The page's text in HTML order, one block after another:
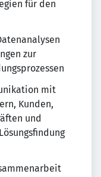
für den
zur
mit
Kunden,
und